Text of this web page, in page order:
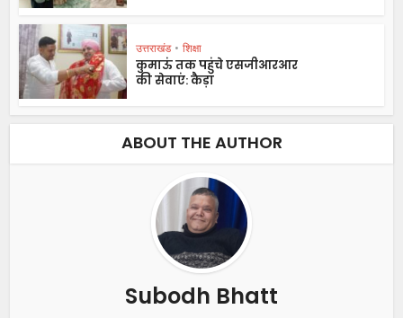
उत्तराखंड • शिक्षा
कुमाऊं तक पहुंचे एसजीआरआर
की सेवाएं: कैड़ा
ABOUT THE AUTHOR
Subodh Bhatt